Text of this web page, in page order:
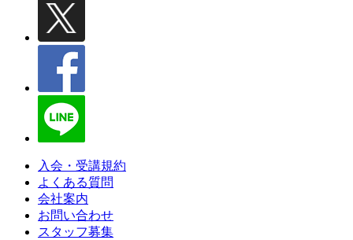
入会・受講規約
よくある質問
会社案内
お問い合わせ
スタッフ募集